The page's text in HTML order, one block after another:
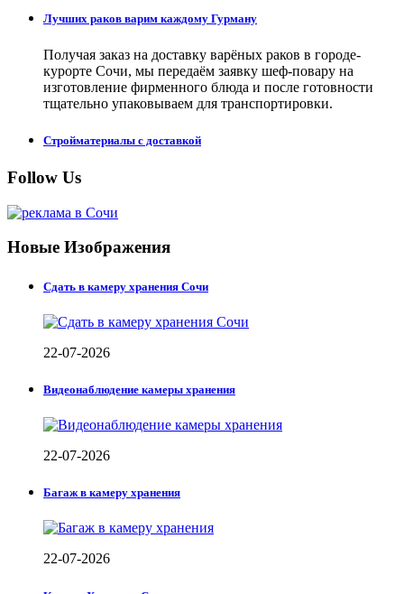
Лучших раков варим каждому Гурману
Получая заказ на доставку варёных раков в городе-
курорте Сочи, мы передаём заявку шеф-повару на
изготовление фирменного блюда и после готовности
тщательно упаковываем для транспортировки.
Стройматериалы с доставкой
Follow Us
Новые Изображения
Сдать в камеру хранения Сочи
22-07-2026
Видеонаблюдение камеры хранения
22-07-2026
Багаж в камеру хранения
22-07-2026